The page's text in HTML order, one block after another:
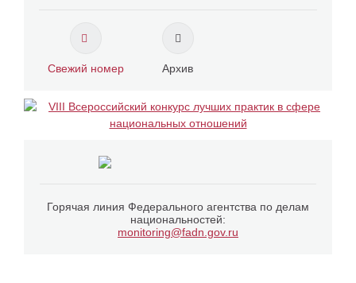
Свежий номер Архив
Горячая линия Федерального агентства по делам
национальностей:
monitoring@fadn.gov.ru